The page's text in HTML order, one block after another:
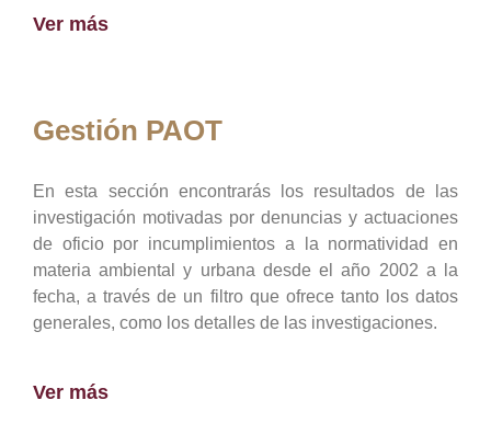
Ver más
Gestión PAOT
En esta sección encontrarás los resultados de las
investigación motivadas por denuncias y actuaciones
de oficio por incumplimientos a la normatividad en
materia ambiental y urbana desde el año 2002 a la
fecha, a través de un filtro que ofrece tanto los datos
generales, como los detalles de las investigaciones.
Ver más